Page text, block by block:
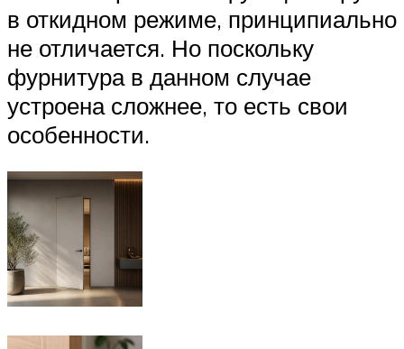
в откидном режиме, принципиально
не отличается. Но поскольку
фурнитура в данном случае
устроена сложнее, то есть свои
особенности.